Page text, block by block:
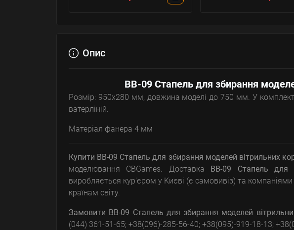
Опис
BB-09 Стапель для збирання
Розмір: 950х280 мм, довжина моделі до 750 мм. У
ватерліній.
Матеріал фанера 4 мм
Купити BB-09 Стапель для збирання моделей вітрильних
моделювання CBGames. Доставка
BB-09 Стапель для
виробляється кур'єром у Києві (є самовивіз) та
країнам світу.
Замовити BB-09 Стапель для збирання моделей
(044) 361-51-65; +38(096)-285-56-40; +38(095)-919-18-13;